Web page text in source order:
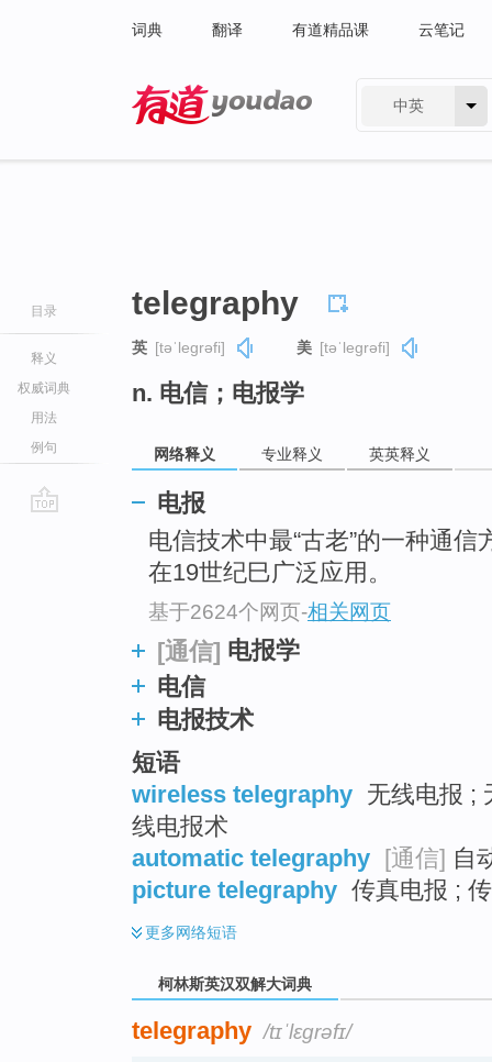
词典 翻译 有道精品课 云笔记
中英
目录
释义
权威词典
用法
例句
telegraphy
英 [təˈleɡrəfi] 美 [təˈleɡrəfi]
n. 电信；电报学
网络释义 专业释义 英英释义
电报
电信技术中最“古老”的一种通信
在19世纪巳广泛应用。
基于2624个网页-相关网页
[通信] 电报学
电信
电报技术
短语
wireless telegraphy 无线电报 ;
线电报术
automatic telegraphy [通信] 自
picture telegraphy 传真电报 ;
更多网络短语
柯林斯英汉双解大词典
telegraphy /tɪˈlɛɡrəfɪ/